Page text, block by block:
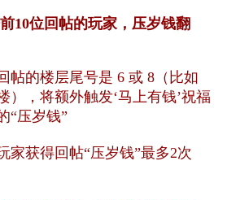
10位回帖的玩家，压岁钱翻
帖的楼层尾号是 6 或 8（比如
），将额外触发‘马上有钱’祝福
“压岁钱”
家获得回帖“压岁钱”最多2次